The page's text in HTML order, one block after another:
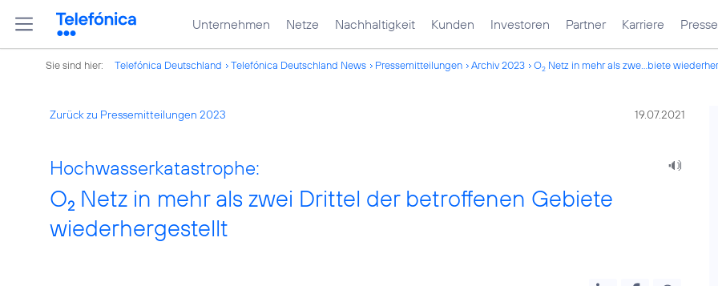
Unternehmen Netze Nachhaltigkeit Kunden Investoren Partner Karriere Presse
Sie sind hier: Telefónica Deutschland Telefónica Deutschland News Pressemitteilungen Archiv 2023 O2 Netz in mehr als zwe...biete
Zurück zu Pressemitteilungen 2023 19.07.2021
Hochwasserkatastrophe:
O2 Netz in mehr als zwei Drittel der betroffenen Gebiete
wiederhergestellt